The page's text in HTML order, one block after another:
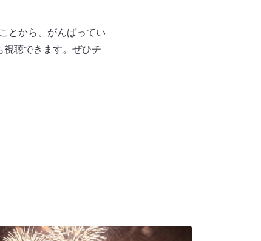
とから、がんばってい
視聴できます。ぜひチ